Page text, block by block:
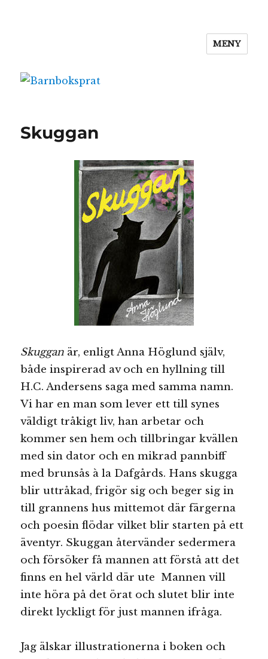
MENY
Skuggan
Skuggan är, enligt Anna Höglund själv,
både inspirerad av och en hyllning till
H.C. Andersens saga med samma namn.
Vi har en man som lever ett till synes
väldigt tråkigt liv, han arbetar och
kommer sen hem och tillbringar kvällen
med sin dator och en mikrad pannbiff
med brunsås à la Dafgårds. Hans skugga
blir uttråkad, frigör sig och beger sig in
till grannens hus mittemot där färgerna
och poesin flödar vilket blir starten på ett
äventyr. Skuggan återvänder sedermera
och försöker få mannen att förstå att det
finns en hel värld där ute Mannen vill
inte höra på det örat och slutet blir inte
direkt lyckligt för just mannen ifråga.
Jag älskar illustrationerna i boken och